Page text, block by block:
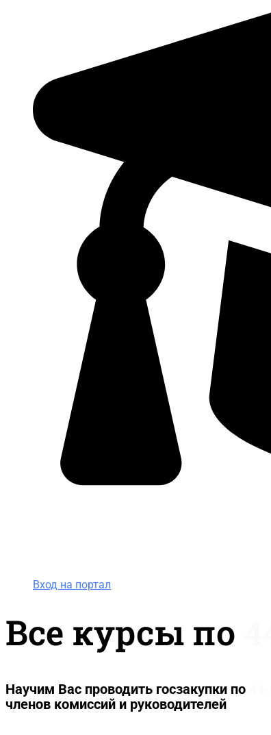
Вход на портал
Вход на портал
Все курсы по
Научим Вас проводить госзакупки по
членов комиссий и руководителей